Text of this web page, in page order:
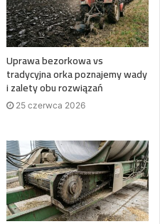
Uprawa bezorkowa vs
tradycyjna orka poznajemy wady
i zalety obu rozwiązań
25 czerwca 2026